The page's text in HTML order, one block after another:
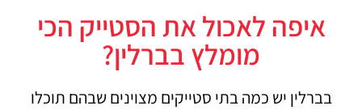
איפה לאכול את הסטייק הכי
מומלץ בברלין?
בברלין יש כמה בתי סטייקים מצוינים שבהם תוכלו